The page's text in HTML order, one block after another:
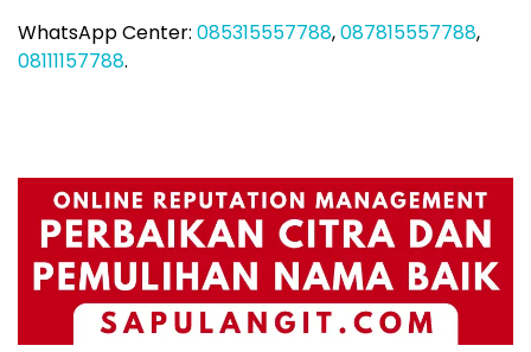
WhatsApp Center: 085315557788,087815557788,
08111157788.